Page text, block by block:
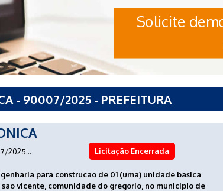
Solicite
- 90007/2025 - PREFEITURA
2025... Licitação Encerrada
para construcao de 01 (uma) unidade basica
vicente, comunidade do gregorio, no municipio de